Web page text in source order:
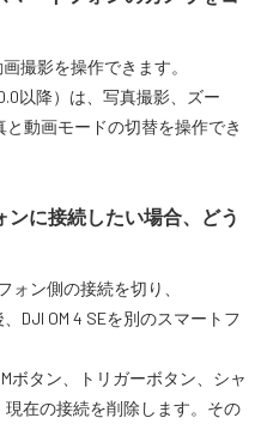
撮影を操作できます。
以降）は、写真撮影、ズー
動画モードの切替を操作でき
ンに接続したい場合、どう
ォン側の接続を切り、
DJI OM 4 SEを別のスマートフ
ボタン、トリガーボタン、シャ
現在の接続を削除します。その